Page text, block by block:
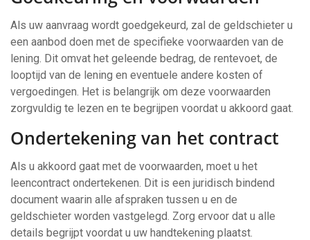
Als uw aanvraag wordt goedgekeurd, zal de geldschieter u
een aanbod doen met de specifieke voorwaarden van de
lening. Dit omvat het geleende bedrag, de rentevoet, de
looptijd van de lening en eventuele andere kosten of
vergoedingen. Het is belangrijk om deze voorwaarden
zorgvuldig te lezen en te begrijpen voordat u akkoord gaat.
Ondertekening van het contract
Als u akkoord gaat met de voorwaarden, moet u het
leencontract ondertekenen. Dit is een juridisch bindend
document waarin alle afspraken tussen u en de
geldschieter worden vastgelegd. Zorg ervoor dat u alle
details begrijpt voordat u uw handtekening plaatst.